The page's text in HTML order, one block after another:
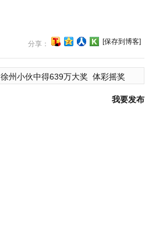
分享： [保存到博客]
徐州小伙中得639万大奖 体彩摇奖
我要发布